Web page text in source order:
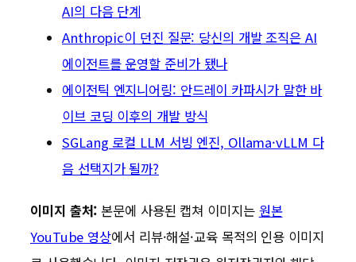
AI의 다음 단계
Anthropic이 던진 질문: 당신의 개발 조직은 AI
에이전트를 운영할 준비가 됐나
에이전틱 엔지니어링: 안드레이 카파시가 말한 바
이브 코딩 이후의 개발 방식
SGLang 로컬 LLM 서빙 엔진, Ollama·vLLM 다
음 선택지가 될까?
이미지 출처: 본문에 사용된 캡쳐 이미지는 원본
YouTube 영상에서 리뷰·해설·교육 목적의 인용 이미지